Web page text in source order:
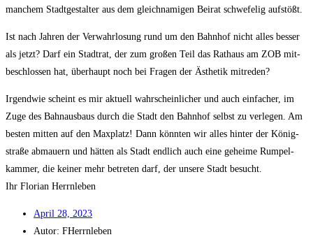
man­chem Stadt­ge­stal­ter aus dem gleich­na­mi­gen Bei­rat schwe­fe­lig aufstößt.
Ist nach Jah­ren der Ver­wahr­lo­sung rund um den Bahn­hof nicht alles bes­ser
als jetzt? Darf ein Stadt­rat, der zum gro­ßen Teil das Rat­haus am ZOB mit­
be­schlos­sen hat, über­haupt noch bei Fra­gen der Ästhe­tik mitreden?
Irgend­wie scheint es mir aktu­ell wahr­schein­li­cher und auch ein­fa­cher, im
Zuge des Bahn­aus­baus durch die Stadt den Bahn­hof selbst zu ver­le­gen. Am
bes­ten mit­ten auf den Max­platz! Dann könn­ten wir alles hin­ter der König­
stra­ße abmau­ern und hät­ten als Stadt end­lich auch eine gehei­me Rum­pel­
kam­mer, die kei­ner mehr betre­ten darf, der unse­re Stadt besucht.
Ihr Flo­ri­an Herrnleben
April 28, 2023
Autor: FHerrnleben